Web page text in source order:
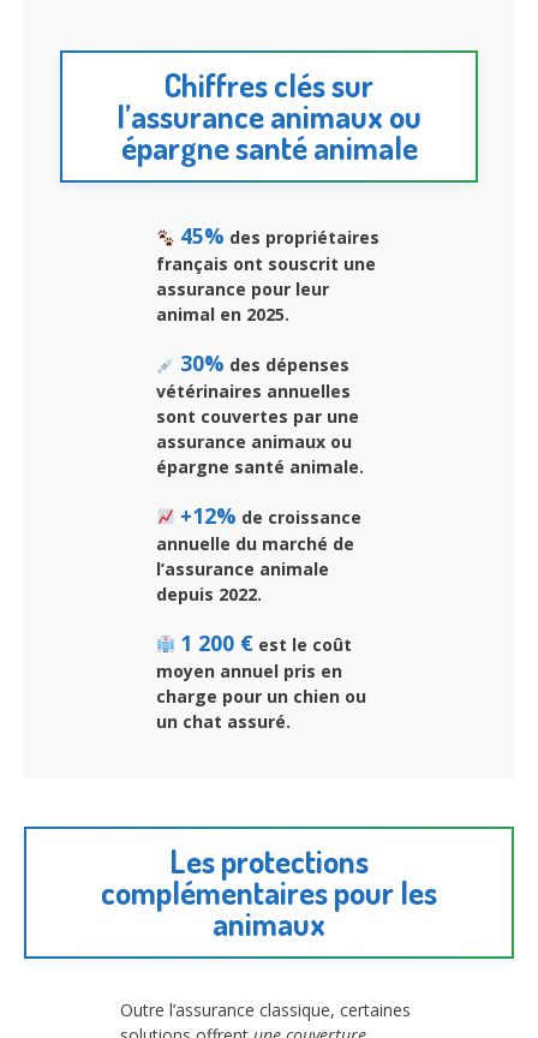
Chiffres clés sur
l’assurance animaux ou
épargne santé animale
45% des propriétaires
français ont souscrit une
assurance pour leur
animal en 2025.
30% des dépenses
vétérinaires annuelles
sont couvertes par une
assurance animaux ou
épargne santé animale.
+12% de croissance
annuelle du marché de
l’assurance animale
depuis 2022.
1 200 €est le coût
moyen annuel pris en
charge pour un chien ou
un chat assuré.
Les protections
complémentaires pour les
animaux
Outre l’assurance classique, certaines